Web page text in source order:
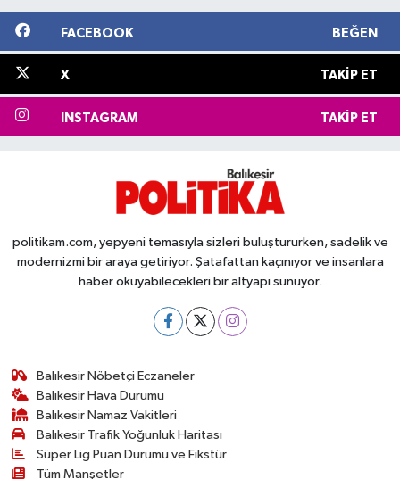
FACEBOOK BEĞEN
X TAKIP ET
INSTAGRAM TAKIP ET
politikam.com, yepyeni temasıyla sizleri buluştururken, sadelik ve
modernizmi bir araya getiriyor. Şatafattan kaçınıyor ve insanlara
haber okuyabilecekleri bir altyapı sunuyor.
Balıkesir Nöbetçi Eczaneler
Balıkesir Hava Durumu
Balıkesir Namaz Vakitleri
Balıkesir Trafik Yoğunluk Haritası
Süper Lig Puan Durumu ve Fikstür
Tüm Manşetler